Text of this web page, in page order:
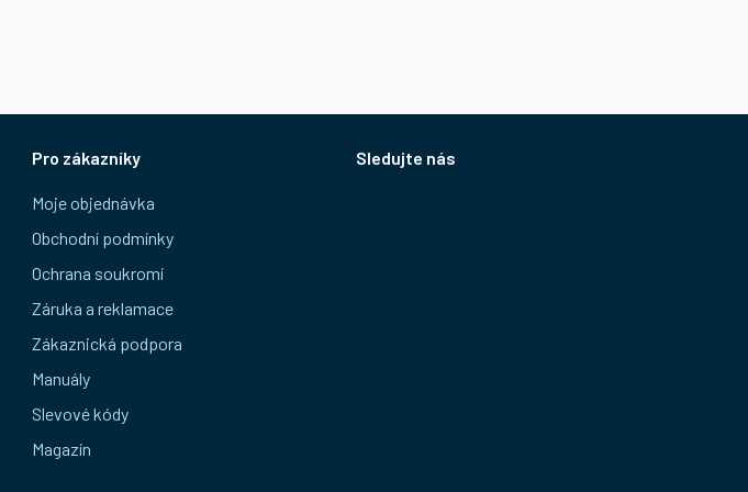
Pro zákazníky
Moje objednávka
Obchodní podmínky
Ochrana soukromí
Záruka a reklamace
Zákaznická podpora
Manuály
Slevové kódy
Magazín
Sledujte nás